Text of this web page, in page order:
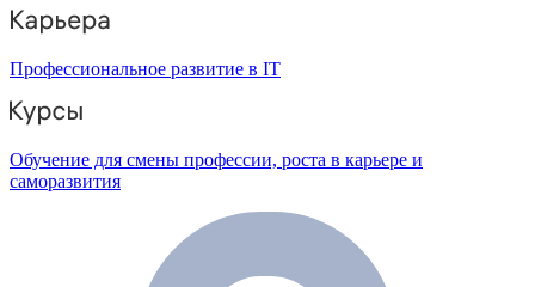
Профессиональное развитие в IT
Обучение для смены профессии, роста в карьере и
саморазвития